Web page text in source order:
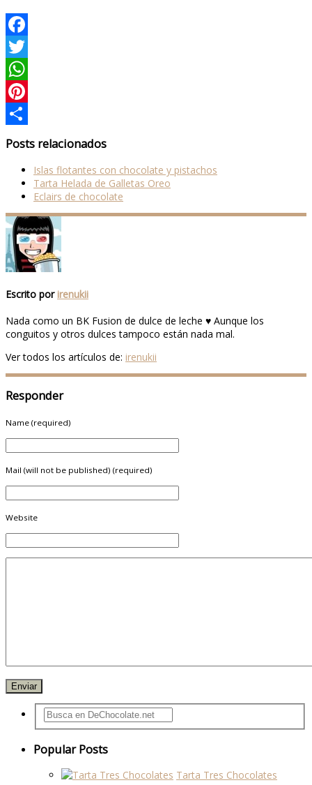
Facebook
Twitter
WhatsApp
Pinterest
Posts relacionados
Islas flotantes con chocolate y pistachos
Tarta Helada de Galletas Oreo
Eclairs de chocolate
Escrito por irenukii
Nada como un BK Fusion de dulce de leche ♥ Aunque los
conguitos y otros dulces tampoco están nada mal.
Ver todos los artículos de: irenukii
Responder
Name (required)
Mail (will not be published) (required)
Website
Popular Posts
Tarta Tres Chocolates